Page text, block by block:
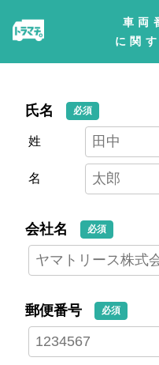
車
に関
氏名 必須
姓
名
会社名 必須
郵便番号 必須